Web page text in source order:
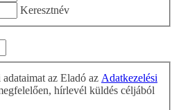
Keresztnév
az Eladó az Adatkezelési
hírlevél küldés céljából